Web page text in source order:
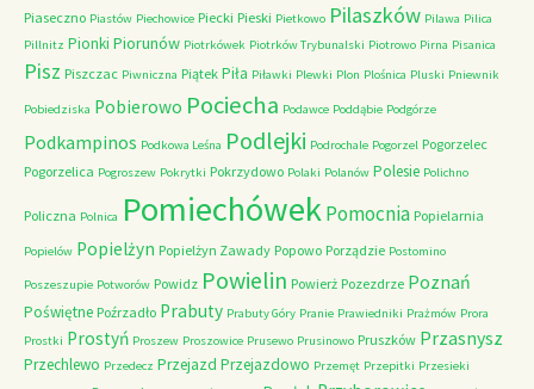
Piaseczno Piastów Piechowice Piecki Pieski Pietkowo Pilaszków Pilawa Pilica
Pillnitz Pionki Piorunów Piotrkówek Piotrków Trybunalski Piotrowo Pirna Pisanica
Pisz Piszczac Piwniczna Piątek Piła Piławki Plewki Plon Plośnica Pluski Pniewnik
Pobiedziska Pobierowo Pociecha Podawce Poddąbie Podgórze
Podkampinos Podkowa Leśna Podlejki Podrochale Pogorzel Pogorzelec
Pogorzelica Pogroszew Pokrytki Pokrzydowo Polaki Polanów Polesie Polichno
Policzna Polnica PomiechówekPomocnia Popielarnia
Popielów Popielżyn Popielżyn Zawady Popowo Porządzie Postomino
Poszeszupie Potworów Powidz Powielin Powierż Pozezdrze Poznań
Poświętne Poźrzadło Prabuty Prabuty Góry Pranie Prawiedniki Prażmów Prora
Prostki Prostyń Proszew Proszowice Prusewo Prusinowo Pruszków Przasnysz
Przechlewo Przedecz Przejazd Przejazdowo Przemęt Przepitki Przesieki